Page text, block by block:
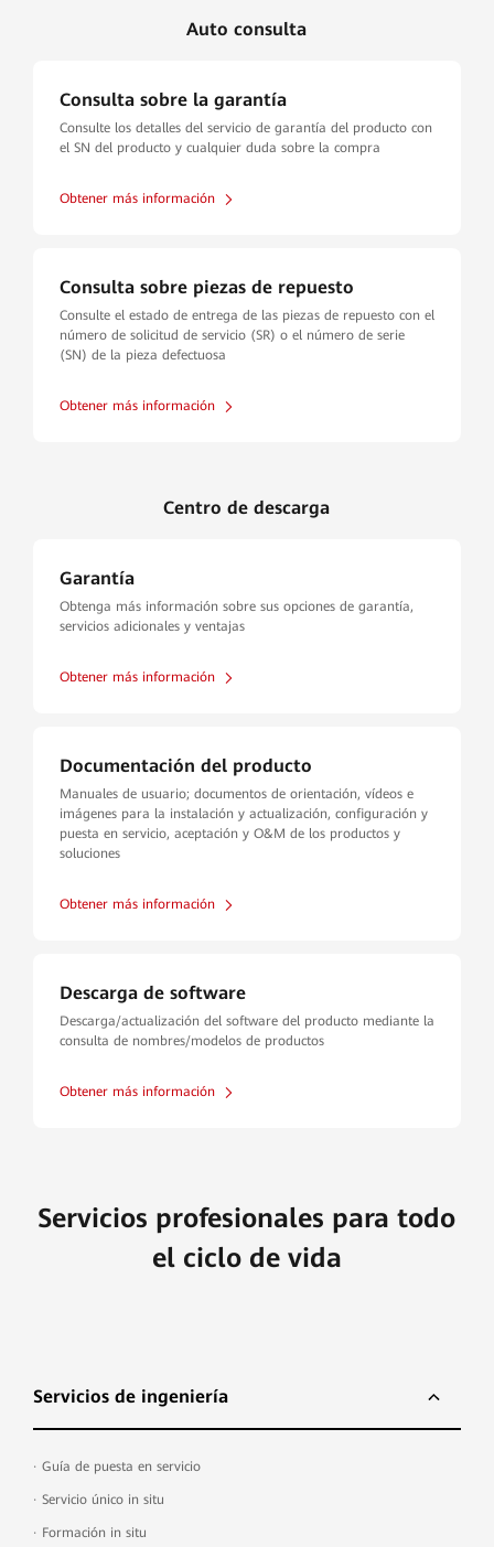
Auto consulta
Consulta sobre la garantía
Consulte los detalles del servicio de garantía del producto con
el SN del producto y cualquier duda sobre la compra
Obtener más información
Consulta sobre piezas de repuesto
Consulte el estado de entrega de las piezas de repuesto con el
número de solicitud de servicio (SR) o el número de serie
(SN) de la pieza defectuosa
Obtener más información
Centro de descarga
Garantía
Obtenga más información sobre sus opciones de garantía,
servicios adicionales y ventajas
Obtener más información
Documentación del producto
Manuales de usuario; documentos de orientación, vídeos e
imágenes para la instalación y actualización, configuración y
puesta en servicio, aceptación y O&M de los productos y
soluciones
Obtener más información
Descarga de software
Descarga/actualización del software del producto mediante la
consulta de nombres/modelos de productos
Obtener más información
Servicios profesionales para todo
el ciclo de vida
Servicios de ingeniería
· Guía de puesta en servicio
· Servicio único in situ
· Formación in situ